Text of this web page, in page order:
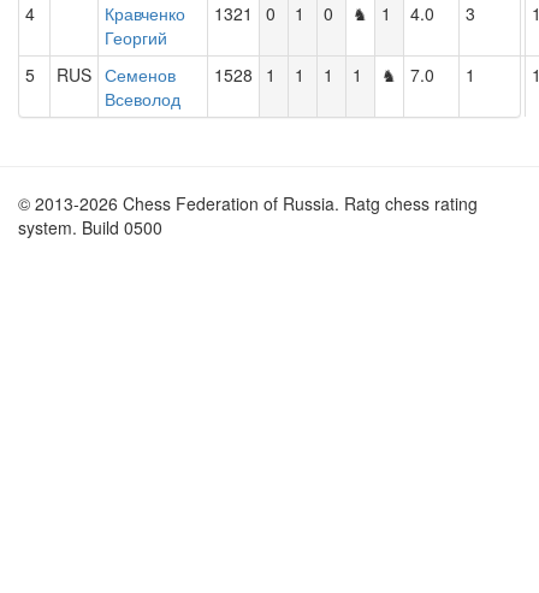
4
Кравченко
Георгий
1321 0 1 0 ♞ 1 4.0 3
5 RUS Семенов
Всеволод
1528 1 1 1 1 ♞ 7.0 1
© 2013-2026 Chess Federation of Russia. Ratg chess rating
system. Build 0500